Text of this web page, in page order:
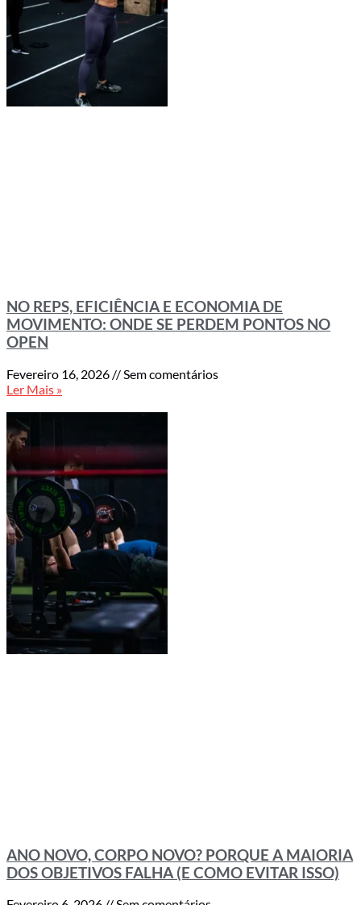
NO REPS, EFICIÊNCIA E ECONOMIA DE
MOVIMENTO: ONDE SE PERDEM PONTOS NO
OPEN
Fevereiro 16, 2026
Sem comentários
Ler Mais »
ANO NOVO, CORPO NOVO? PORQUE A MAIORIA
DOS OBJETIVOS FALHA (E COMO EVITAR ISSO)